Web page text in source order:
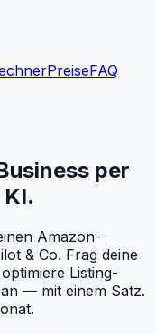
PreiseFAQ
per
Amazon-
& Co. Frag deine
Listing-
— mit einem Satz.